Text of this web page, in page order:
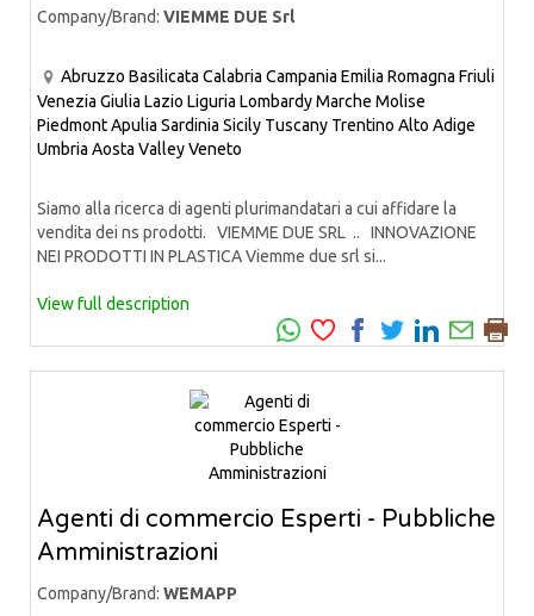
Company/Brand: VIEMME DUE Srl
Abruzzo Basilicata Calabria Campania Emilia Romagna Friuli
Venezia Giulia Lazio Liguria LombardyMarche Molise
PiedmontApulia Sardinia Sicily Tuscany Trentino Alto Adige
Umbria Aosta ValleyVeneto
Siamo alla ricerca di agenti plurimandatari a cui affidare la
vendita dei ns prodotti. VIEMME DUE SRL .. INNOVAZIONE
NEI PRODOTTI IN PLASTICA Viemme due srl si...
View full description
Agenti di commercio Esperti - Pubbliche
Amministrazioni
Company/Brand: WEMAPP